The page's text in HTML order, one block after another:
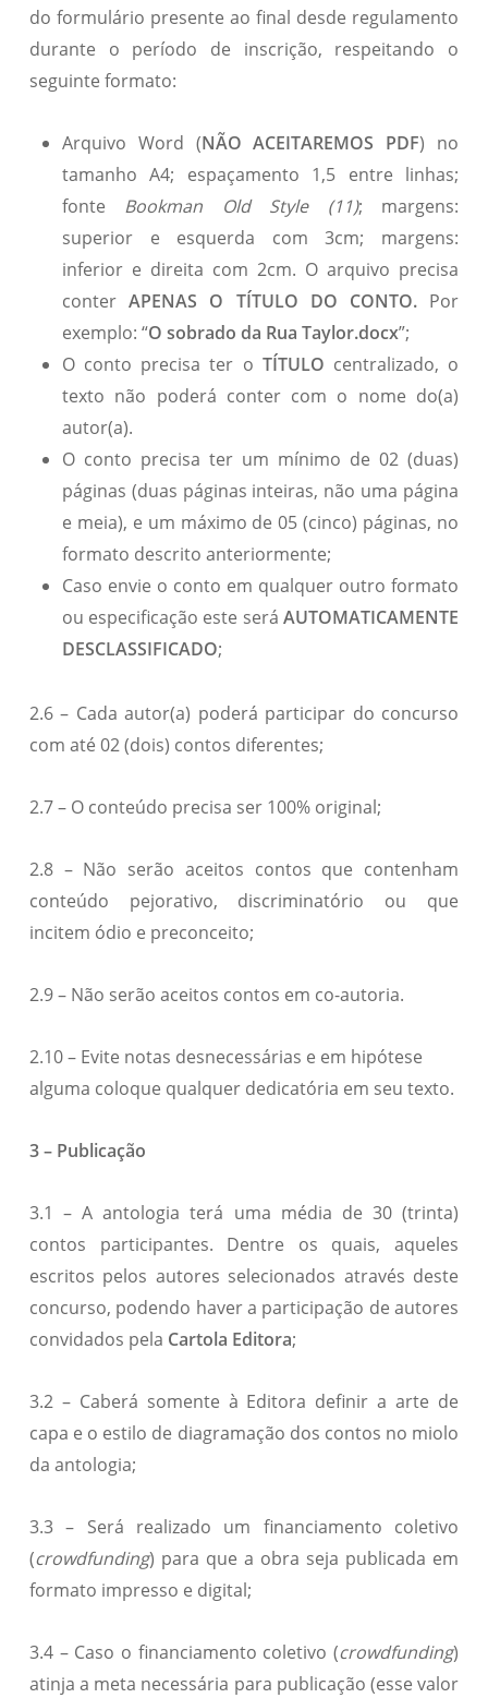
do formulário presente ao final desde regulamento
durante o período de inscrição, respeitando o
seguinte formato:
Arquivo Word (NÃO ACEITAREMOS PDF) no
tamanho A4; espaçamento 1,5 entre linhas;
fonte Bookman Old Style (11); margens:
superior e esquerda com 3cm; margens:
inferior e direita com 2cm. O arquivo precisa
conterAPENAS O TÍTULO DO CONTO. Por
exemplo: “O sobrado da Rua Taylor.docx”;
O conto precisa ter o TÍTULO centralizado, o
texto não poderá conter com o nome do(a)
autor(a).
O conto precisa ter um mínimo de 02 (duas)
páginas (duas páginas inteiras, não uma página
e meia), e um máximo de 05 (cinco) páginas, no
formato descrito anteriormente;
Caso envie o conto em qualquer outro formato
ou especificação este seráAUTOMATICAMENTE
DESCLASSIFICADO;
2.6 – Cada autor(a) poderá participar do concurso
com até 02 (dois) contos diferentes;
2.7 – O conteúdo precisa ser 100% original;
2.8 – Não serão aceitos contos que contenham
conteúdo pejorativo, discriminatório ou que
incitem ódio e preconceito;
2.9 – Não serão aceitos contos em co-autoria.
2.10 – Evite notas desnecessárias e em hipótese
alguma coloque qualquer dedicatória em seu texto.
3 – Publicação
3.1 – A antologia terá uma média de 30 (trinta)
contos participantes. Dentre os quais, aqueles
escritos pelos autores selecionados através deste
concurso, podendo haver a participação de autores
convidados pela Cartola Editora;
3.2 – Caberá somente à Editora definir a arte de
capa e o estilo de diagramação dos contos no miolo
da antologia;
3.3 – Será realizado um financiamento coletivo
(crowdfunding) para que a obra seja publicada em
formato impresso e digital;
3.4 – Caso o financiamento coletivo (crowdfunding)
atinja a meta necessária para publicação (esse valor